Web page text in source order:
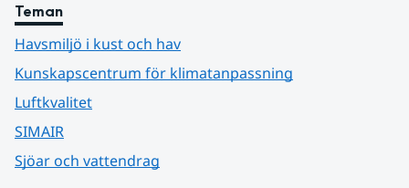
Teman
Havsmiljö i kust och hav
Kunskapscentrum för klimatanpassning
Luftkvalitet
SIMAIR
Sjöar och vattendrag